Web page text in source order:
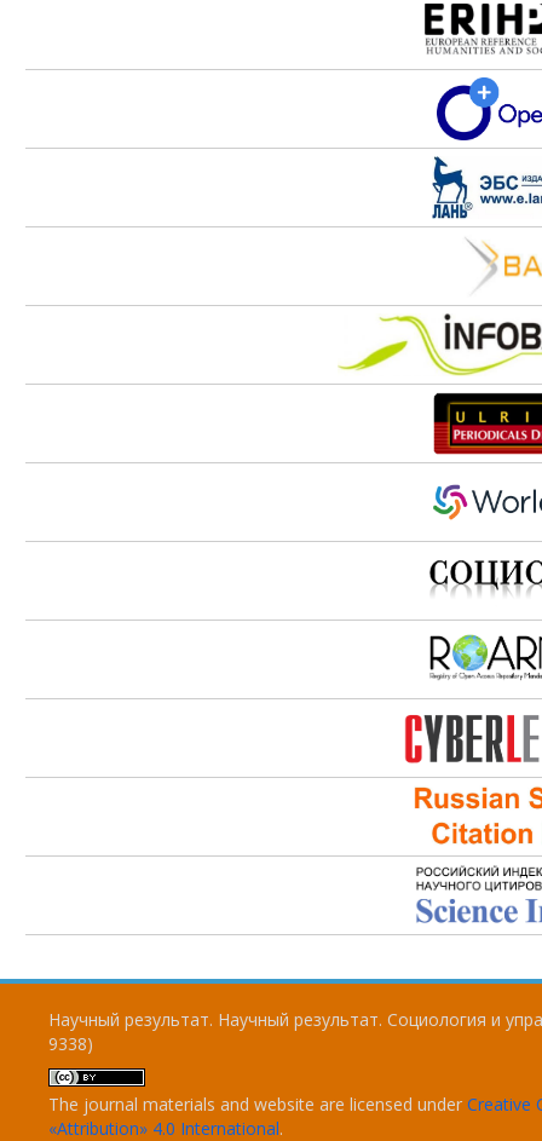
Научный результат. Научный результат. Социология и
9338)
The journal materials and website are licensed under Creative
«Attribution» 4.0 International.